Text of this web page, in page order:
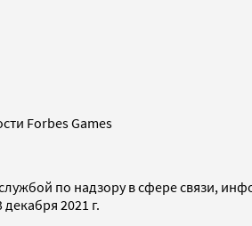
Forbes Games
по надзору в сфере связи,
2021 г.